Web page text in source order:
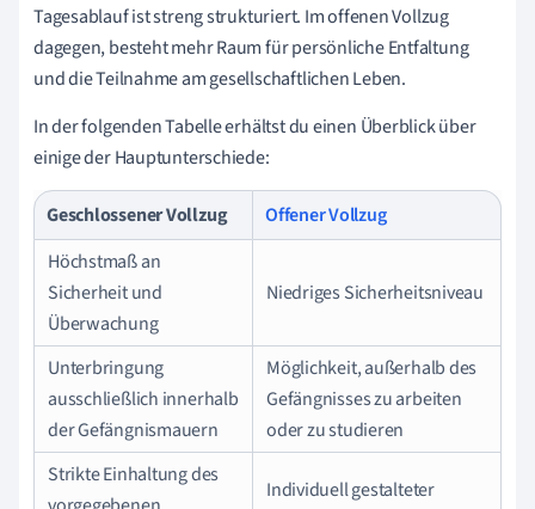
Tagesablauf ist streng strukturiert. Im offenen Vollzug
dagegen, besteht mehr Raum für persönliche Entfaltung
und die Teilnahme am gesellschaftlichen Leben.
In der folgenden Tabelle erhältst du einen Überblick über
einige der Hauptunterschiede:
Geschlossener Vollzug
Offener Vollzug
Höchstmaß an
Sicherheit und
Überwachung
Niedriges Sicherheitsniveau
Unterbringung
ausschließlich innerhalb
der Gefängnismauern
Möglichkeit, außerhalb des
Gefängnisses zu arbeiten
oder zu studieren
Strikte Einhaltung des
Individuell gestalteter